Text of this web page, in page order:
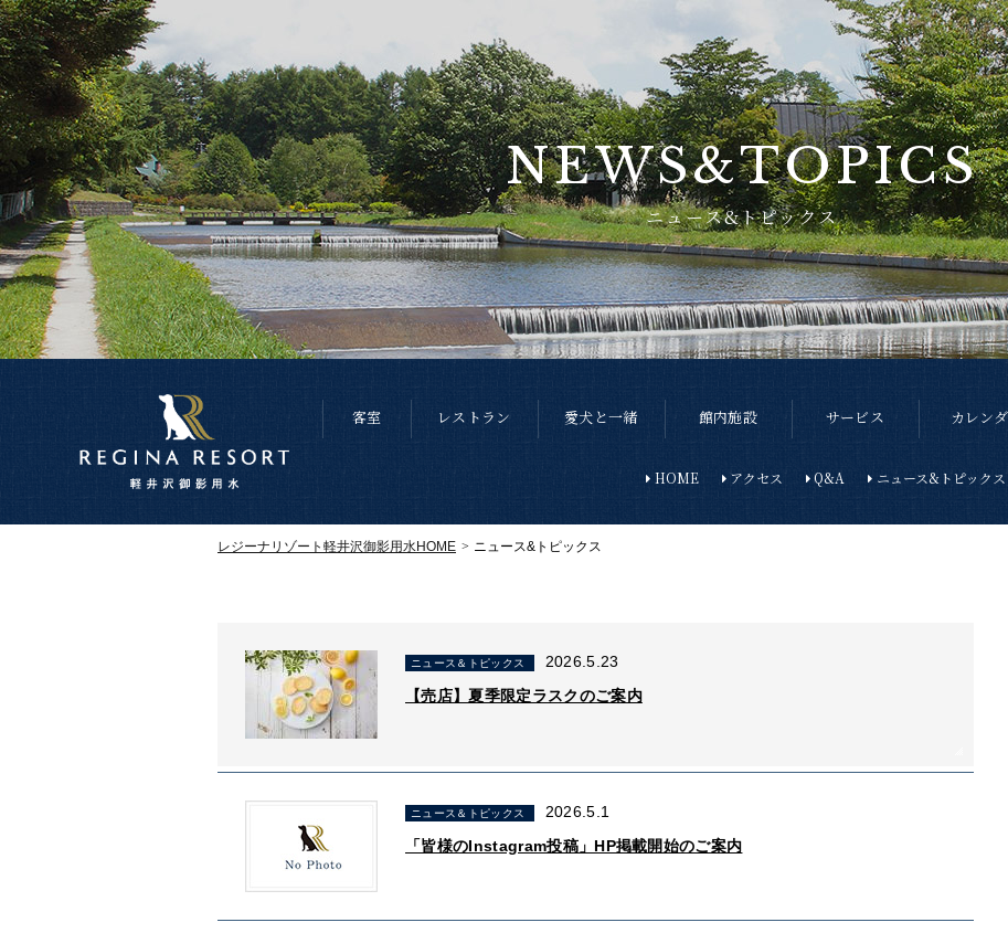
NEWS&TOPICS
ニュース&トピックス
客室 レストラン 愛犬と一緒 館内施設 サービス カレン
HOME アクセス Q&A ニュース&トピックス
レジーナリゾート軽井沢御影用水HOME ニュース&トピックス
ニュース＆トピックス
2026.5.23
【売店】夏季限定ラスクのご案内
ニュース＆トピックス
2026.5.1
「皆様のInstagram投稿」HP掲載開始のご案内